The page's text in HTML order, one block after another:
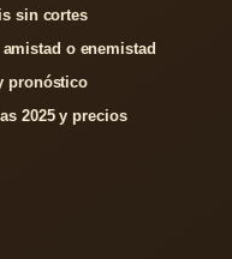
sin cortes
o enemistad
pronóstico
2025 y precios